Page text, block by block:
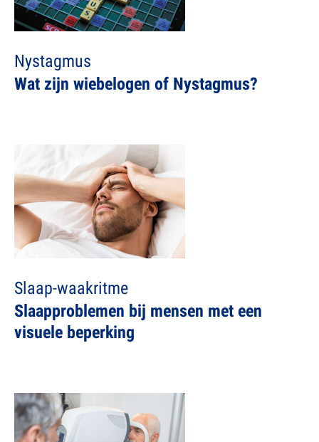
Nystagmus
Wat zijn wiebelogen of Nystagmus?
Slaap-waakritme
Slaapproblemen bij mensen met een
visuele beperking